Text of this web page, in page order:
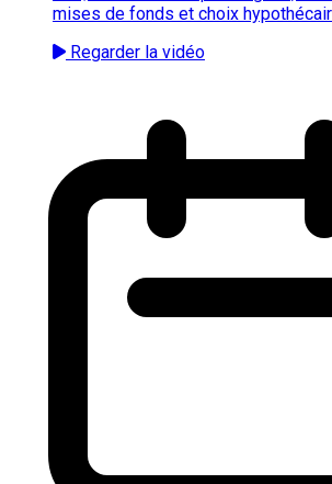
mises de fonds et choix
Regarder la vidéo